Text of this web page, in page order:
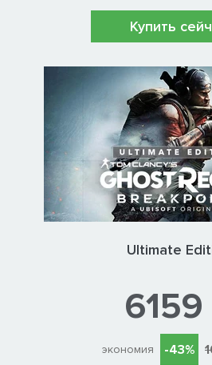
Купить
Ultimate
экономия -43%